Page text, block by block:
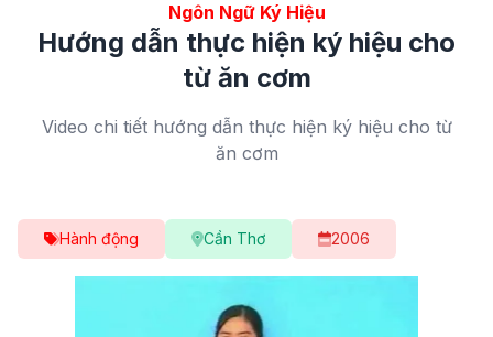
Ngôn Ngữ Ký Hiệu
Hướng dẫn thực hiện ký hiệu cho
từ ăn cơm
Video chi tiết hướng dẫn thực hiện ký hiệu cho từ
ăn cơm
Hành động Cần Thơ 2006